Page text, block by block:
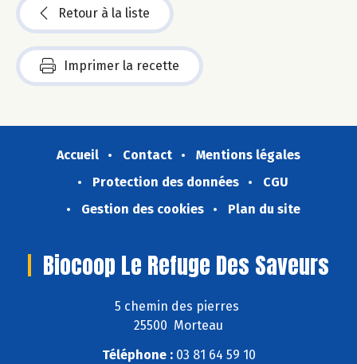
Retour à la liste
Imprimer la recette
Accueil Contact
Mentions légales
Protection des données
CGU
Gestion des cookies
Plan du site
Biocoop Le Refuge Des Saveurs
5 chemin des pierres
25500 Morteau
Téléphone :03 81 64 59 10